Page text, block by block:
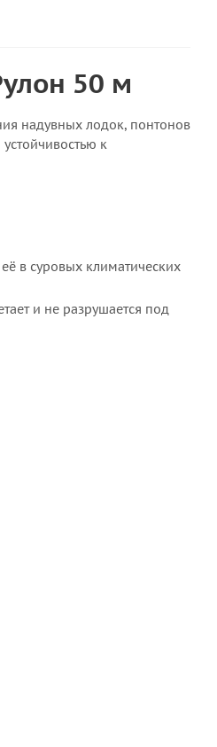
50 м
надувных лодок, понтонов
к
в суровых климатических
и не разрушается под